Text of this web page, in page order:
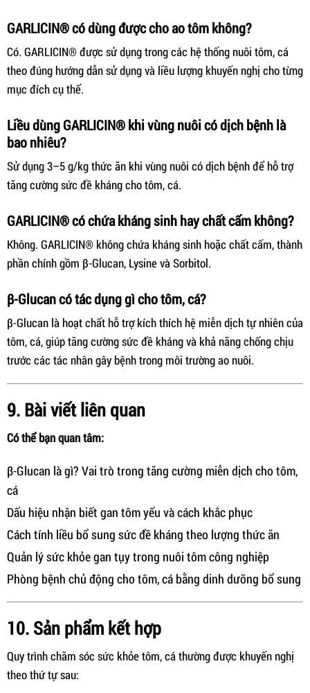
GARLICIN® có dùng được cho ao tôm không?
Có. GARLICIN® được sử dụng trong các hệ thống nuôi tôm, cá
theo đúng hướng dẫn sử dụng và liều lượng khuyến nghị cho từng
mục đích cụ thể.
Liều dùng GARLICIN® khi vùng nuôi có dịch bệnh là
bao nhiêu?
Sử dụng 3–5 g/kg thức ăn khi vùng nuôi có dịch bệnh để hỗ trợ
tăng cường sức đề kháng cho tôm, cá.
GARLICIN® có chứa kháng sinh hay chất cấm không?
Không. GARLICIN® không chứa kháng sinh hoặc chất cấm, thành
phần chính gồm β-Glucan, Lysine và Sorbitol.
β-Glucan có tác dụng gì cho tôm, cá?
β-Glucan là hoạt chất hỗ trợ kích thích hệ miễn dịch tự nhiên của
tôm, cá, giúp tăng cường sức đề kháng và khả năng chống chịu
trước các tác nhân gây bệnh trong môi trường ao nuôi.
9. Bài viết liên quan
Có thể bạn quan tâm:
β-Glucan là gì? Vai trò trong tăng cường miễn dịch cho tôm,
cá
Dấu hiệu nhận biết gan tôm yếu và cách khắc phục
Cách tính liều bổ sung sức đề kháng theo lượng thức ăn
Quản lý sức khỏe gan tụy trong nuôi tôm công nghiệp
Phòng bệnh chủ động cho tôm, cá bằng dinh dưỡng bổ sung
10. Sản phẩm kết hợp
Quy trình chăm sóc sức khỏe tôm, cá thường được khuyến nghị
theo thứ tự sau: